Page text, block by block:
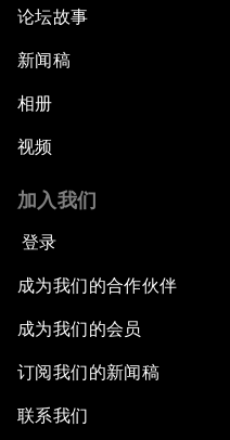
论坛故事
新闻稿
相册
视频
加入我们
登录
成为我们的合作伙伴
成为我们的会员
订阅我们的新闻稿
联系我们